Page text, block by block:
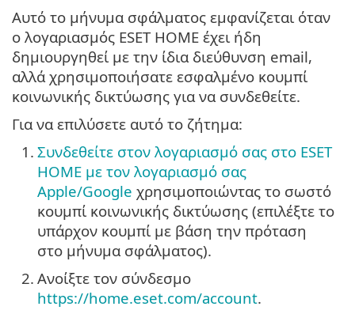
Αυτό το μήνυμα σφάλματος εμφανίζεται όταν
ο λογαριασμός ESET HOME έχει ήδη
δημιουργηθεί με την ίδια διεύθυνση email,
αλλά χρησιμοποιήσατε εσφαλμένο κουμπί
κοινωνικής δικτύωσης για να συνδεθείτε.
Για να επιλύσετε αυτό το ζήτημα:
1. Συνδεθείτε στον λογαριασμό σας στο ESET
HOME με τον λογαριασμό σας
Apple/Google χρησιμοποιώντας το σωστό
κουμπί κοινωνικής δικτύωσης (επιλέξτε το
υπάρχον κουμπί με βάση την πρόταση
στο μήνυμα σφάλματος).
2. Ανοίξτε τον σύνδεσμο
https://home.eset.com/account.